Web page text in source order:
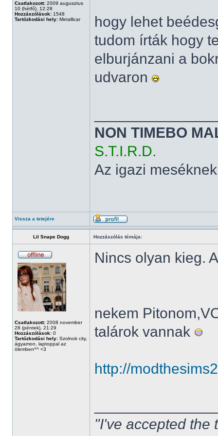
Csatlakozott: 2009 augusztus
10 (hétfő), 12:28
Hozzászólások: 1548
Tartózkodási hely: Metallicar
hogy lehet
tudom írták hogy
elburjánzani a
udvaron
NON TIMEBO
S.T.I.R.D.
Az igazi
Vissza a tetejére
Lil Snape Dogg Hozzászólás témája:
Csatlakozott: 2008 november
28 (péntek), 21:29
Hozzászólások: 0
Tartózkodási hely: Szolnok city,
ágyamon, laptoppal az
ölemben^^ <3
Nincs olyan kieg.
nekem
talárok vannak
http://
"I've accepted the